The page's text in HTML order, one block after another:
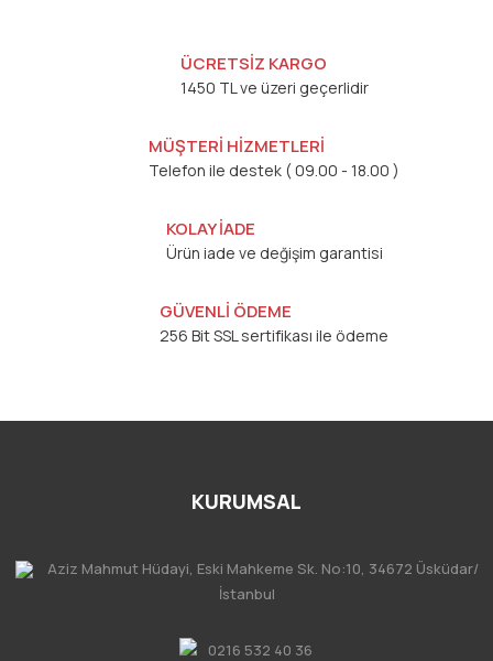
ÜCRETSİZ KARGO
1450 TL ve üzeri geçerlidir
MÜŞTERİ HİZMETLERİ
Telefon ile destek ( 09.00 - 18.00 )
KOLAY İADE
Ürün iade ve değişim garantisi
GÜVENLİ ÖDEME
256 Bit SSL sertifikası ile ödeme
KURUMSAL
Aziz Mahmut Hüdayi, Eski Mahkeme Sk. No:10, 34672 Üsküdar/
İstanbul
0216 532 40 36